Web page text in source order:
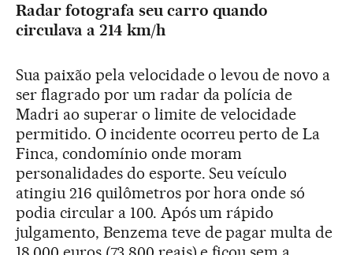
Radar fotografa seu carro quando
circulava a 214 km/h
Sua paixão pela velocidade o levou de novo a
ser flagrado por um radar da polícia de
Madri ao superar o limite de velocidade
permitido. O incidente ocorreu perto de La
Finca, condomínio onde moram
personalidades do esporte. Seu veículo
atingiu 216 quilômetros por hora onde só
podia circular a 100. Após um rápido
julgamento, Benzema teve de pagar multa de